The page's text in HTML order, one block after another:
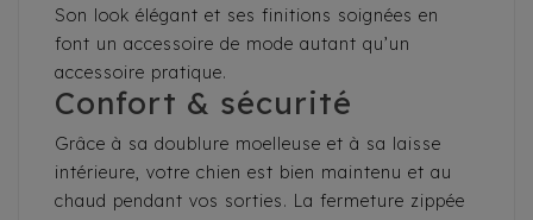
Son look élégant et ses finitions soignées en
font un accessoire de mode autant qu’un
accessoire pratique.
Confort & sécurité
Grâce à sa doublure moelleuse et à sa laisse
intérieure, votre chien est bien maintenu et au
chaud pendant vos sorties. La fermeture zippée